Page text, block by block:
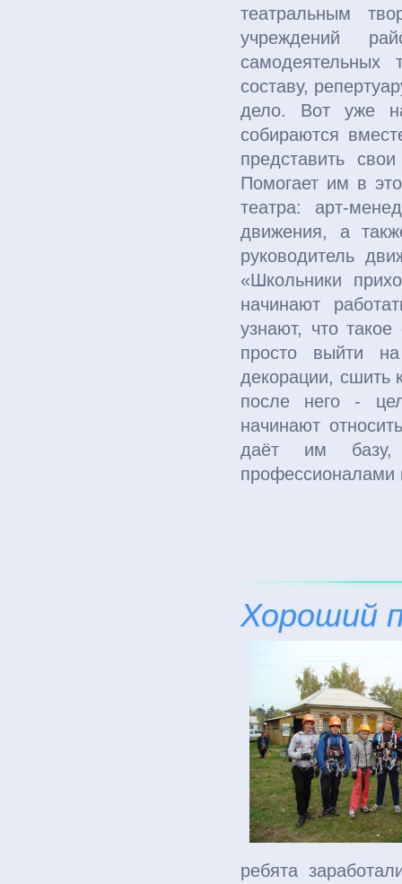
театральным
учреждений
самодеятельных
составу,
дело. Вот уже
собираются
представить
Помогает им в
театра: арт-
движения, а
руководитель
«Школьники
начинают
узнают, что
просто выйти
декорации, сшить
после него -
начинают
даёт им базу,
профессионалами
Хороший
ребята